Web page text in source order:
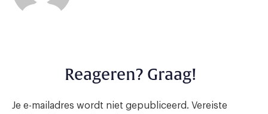
Reageren? Graag!
Je e-mailadres wordt niet gepubliceerd. Vereiste